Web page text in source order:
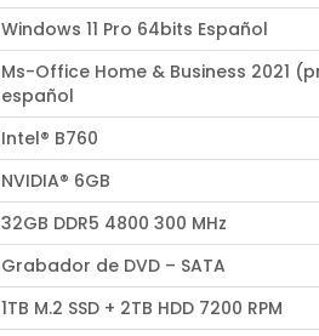
Windows 11 Pro 64bits Español
Ms-Office Home & Business 2021
español
Intel® B760
NVIDIA® 6GB
32GB DDR5 4800 300 MHz
Grabador de DVD – SATA
1TB M.2 SSD + 2TB HDD 7200 RPM